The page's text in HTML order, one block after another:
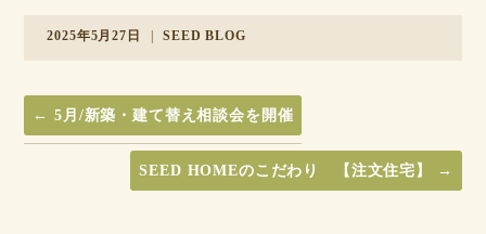
2025年5月27日 SEED BLOG
← 5月/新築・建て替え相談会を開催
SEED HOMEのこだわり 【注文住宅】 →